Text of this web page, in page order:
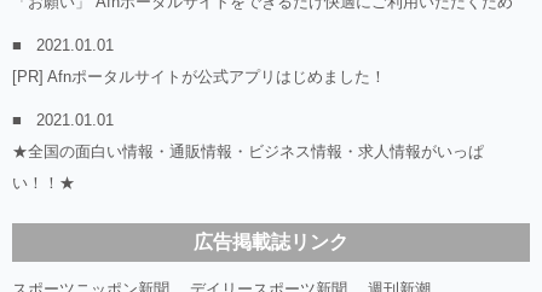
2021.01.01
[PR] Afnポータルサイトが公式アプリはじめました！
2021.01.01
★全国の面白い情報・通販情報・ビジネス情報・求人情報がいっぱ
い！！★
広告掲載誌リンク